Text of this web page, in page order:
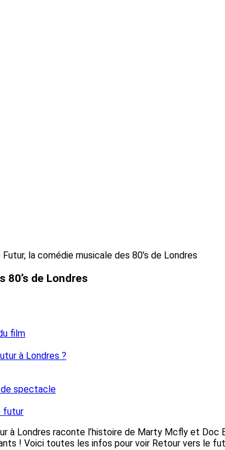
la comédie musicale des 80’s de Londres
80’s de Londres
film
à Londres ?
de spectacle
futur
à Londres raconte l’histoire de Marty Mcfly et
! Voici toutes les infos pour voir Retour vers le